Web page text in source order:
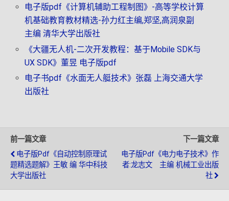
电子版pdf《计算机辅助工程制图》-高等学校计算
机基础教育教材精选-孙力红主编,郑坚,高润泉副
主编 清华大学出版社
《大疆无人机-二次开发教程：基于Mobile SDK与
UX SDK》董昱 电子版pdf
电子书pdf《水面无人艇技术》张磊 上海交通大学
出版社
前一篇文章
电子版pdf《自动控制原理试
题精选题解》王敏 编 华中科技
大学出版社
下一篇文章
电子版pdf《电力电子技术》作
者:龙志文 主编 机械工业出版
社